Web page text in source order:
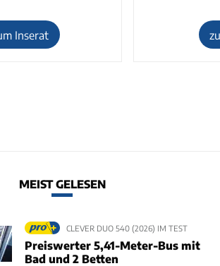
Inserat
MEIST GELESEN
CLEVER DUO 540 (2026) IM TEST
Preiswerter 5,41-Meter-Bus mit
Bad und 2 Betten